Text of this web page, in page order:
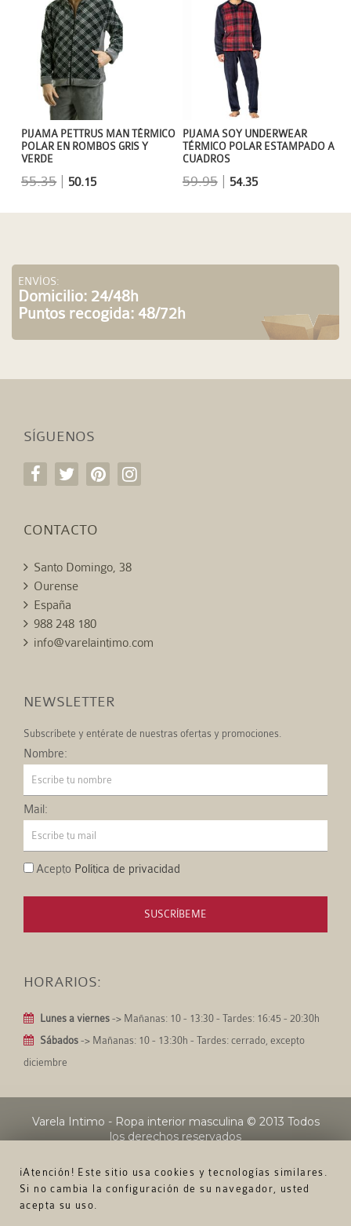
¡Atención! Este sitio usa cookies y tecnologías similares.
Si no cambia la configuración de su navegador, usted
acepta su uso.
PIJAMA SOY UNDERWEAR
TÉRMICO POLAR ESTAMPADO A
CUADROS
59.95| 54.35
PIJAMA PETTRUS MAN TÉRMICO
POLAR EN ROMBOS GRIS Y
VERDE
55.35 50.15
ENVÍOS:
Domicilio: 24/48h
Puntos recogida: 48/72h
SÍGUENOS
CONTACTO
Santo Domingo, 38
Ourense
España
988 248 180
info@varelaintimo.com
NEWSLETTER
Subscríbete y entérate de nuestras ofertas y promociones.
Nombre:
Mail:
Acepto Política de privacidad
SUSCRÍBEME
HORARIOS:
Lunes a viernes -> Mañanas: 10 - 13:30 - Tardes: 16:45 - 20:30h
Sábados -> Mañanas: 10 - 13:30h - Tardes: cerrado, excepto
diciembre
Varela Intimo - Ropa interior masculina © 2013 Todos
los derechos reservados